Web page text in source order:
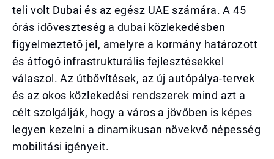
teli volt Dubai és az egész UAE számára. A 45
órás időveszteség a dubai közlekedésben
figyelmeztető jel, amelyre a kormány határozott
és átfogó infrastrukturális fejlesztésekkel
válaszol. Az útbővítések, az új autópálya-tervek
és az okos közlekedési rendszerek mind azt a
célt szolgálják, hogy a város a jövőben is képes
legyen kezelni a dinamikusan növekvő népesség
mobilitási igényeit.